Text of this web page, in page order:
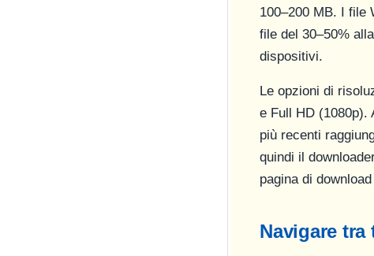
100–200 MB. I file
file del 30–50%
dispositivi.
Le opzioni di
e Full HD (1080p).
più recenti
quindi il
pagina di
Navigare